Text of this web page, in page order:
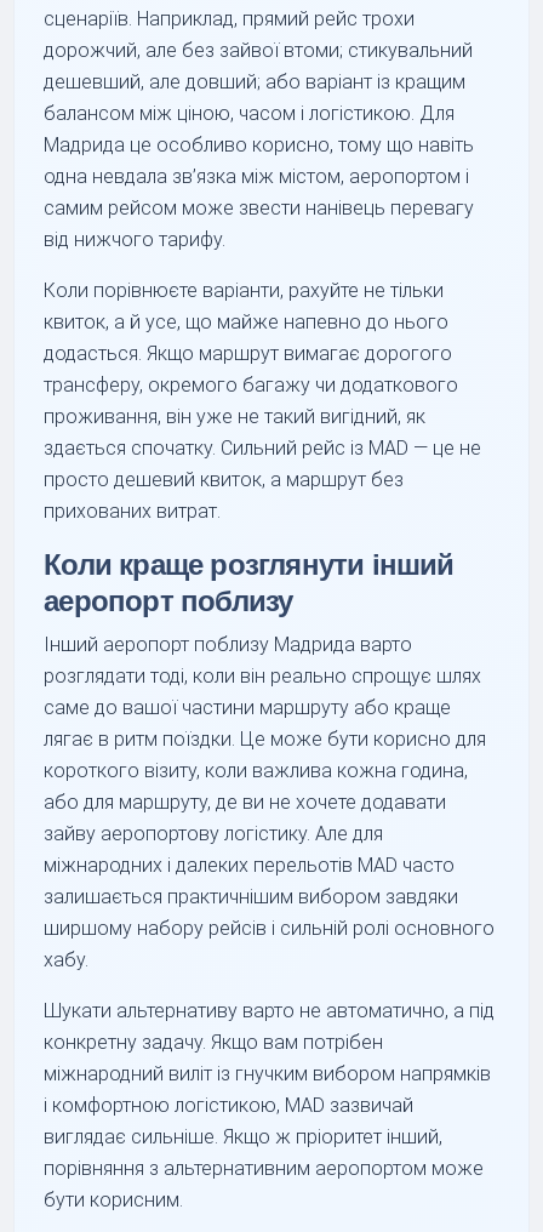
сценаріїв. Наприклад, прямий рейс трохи
дорожчий, але без зайвої втоми; стикувальний
дешевший, але довший; або варіант із кращим
балансом між ціною, часом і логістикою. Для
Мадрида це особливо корисно, тому що навіть
одна невдала зв’язка між містом, аеропортом і
самим рейсом може звести нанівець перевагу
від нижчого тарифу.
Коли порівнюєте варіанти, рахуйте не тільки
квиток, а й усе, що майже напевно до нього
додасться. Якщо маршрут вимагає дорогого
трансферу, окремого багажу чи додаткового
проживання, він уже не такий вигідний, як
здається спочатку. Сильний рейс із MAD — це не
просто дешевий квиток, а маршрут без
прихованих витрат.
Коли краще розглянути інший
аеропорт поблизу
Інший аеропорт поблизу Мадрида варто
розглядати тоді, коли він реально спрощує шлях
саме до вашої частини маршруту або краще
лягає в ритм поїздки. Це може бути корисно для
короткого візиту, коли важлива кожна година,
або для маршруту, де ви не хочете додавати
зайву аеропортову логістику. Але для
міжнародних і далеких перельотів MAD часто
залишається практичнішим вибором завдяки
ширшому набору рейсів і сильній ролі основного
хабу.
Шукати альтернативу варто не автоматично, а під
конкретну задачу. Якщо вам потрібен
міжнародний виліт із гнучким вибором напрямків
і комфортною логістикою, MAD зазвичай
виглядає сильніше. Якщо ж пріоритет інший,
порівняння з альтернативним аеропортом може
бути корисним.